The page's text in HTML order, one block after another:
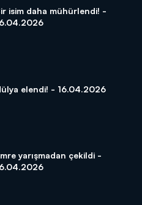
isim daha mühürlendi! -
elendi! - 16.04.2026
yarışmadan çekildi -